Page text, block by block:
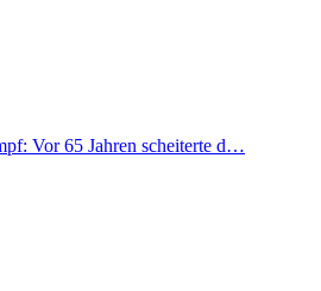
Vor 65 Jahren scheiterte d…